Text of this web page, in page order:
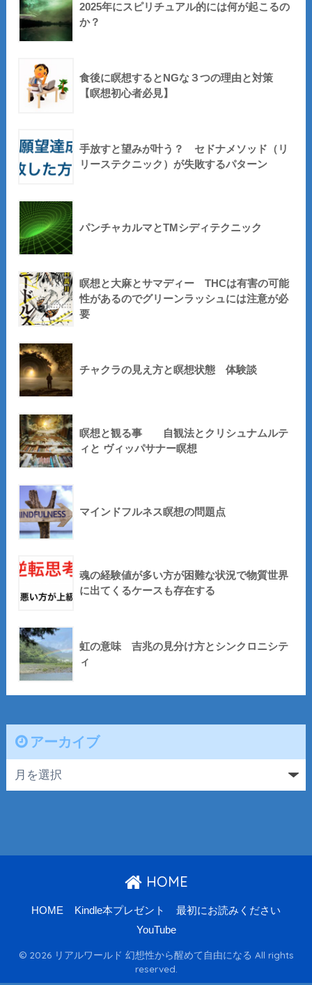
2025年にスピリチュアル的には何が起こるの
か？
食後に瞑想するとNGな３つの理由と対策
【瞑想初心者必見】
手放すと望みが叶う？ セドナメソッド（リ
リーステクニック）が失敗するパターン
パンチャカルマとTMシディテクニック
瞑想と大麻とサマディー THCは有害の可能
性があるのでグリーンラッシュには注意が必
要
チャクラの見え方と瞑想状態 体験談
瞑想と観る事 自観法とクリシュナムルテ
ィと ヴィッパサナー瞑想
マインドフルネス瞑想の問題点
魂の経験値が多い方が困難な状況で物質世界
に出てくるケースも存在する
虹の意味 吉兆の見分け方とシンクロニシテ
ィ
アーカイブ
HOME
HOME Kindle本プレゼント
最初にお読みください
YouTube
© 2026 リアルワールド 幻想性から醒めて自由になる All rights
reserved.